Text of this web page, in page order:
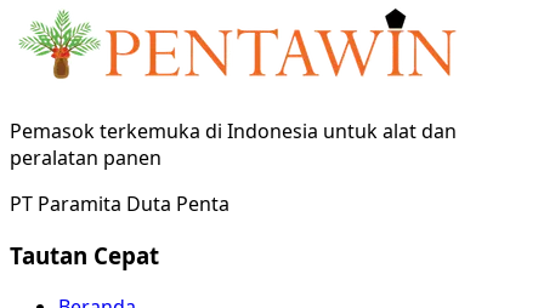
Pemasok terkemuka di Indonesia untuk alat dan
peralatan panen
PT Paramita Duta Penta
Tautan Cepat